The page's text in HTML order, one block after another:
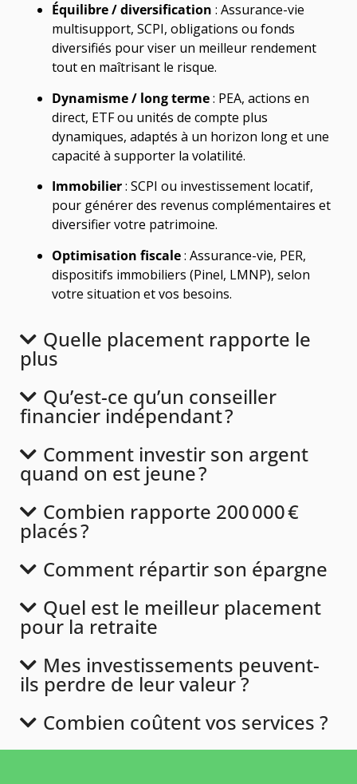
Équilibre / diversification : Assurance-vie
multisupport, SCPI, obligations ou fonds
diversifiés pour viser un meilleur rendement
tout en maîtrisant le risque.
Dynamisme / long terme: PEA, actions en
direct, ETF ou unités de compte plus
dynamiques, adaptés à un horizon long et une
capacité à supporter la volatilité.
Immobilier: SCPI ou investissement locatif,
pour générer des revenus complémentaires et
diversifier votre patrimoine.
Optimisation fiscale: Assurance-vie, PER,
dispositifs immobiliers (Pinel, LMNP), selon
votre situation et vos besoins.
Quelle placement rapporte le
plus
Qu’est-ce qu’un conseiller
financier indépendant ?
Comment investir son argent
quand on est jeune ?
Combien rapporte 200 000 €
placés ?
Comment répartir son épargne
Quel est le meilleur placement
pour la retraite
Mes investissements peuvent-
ils perdre de leur valeur ?
Combien coûtent vos services ?